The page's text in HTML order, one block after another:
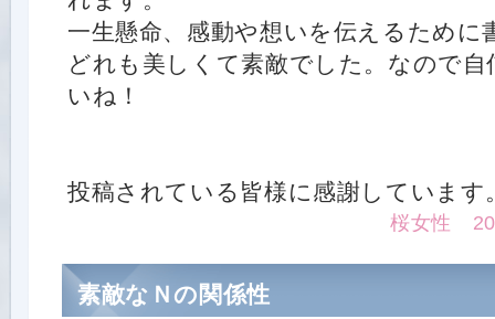
一生懸命、感動や想いを伝えるために
どれも美しくて素敵でした。なので
いね！
投稿されている皆様に感謝しています
桜女性
素敵なＮの関係性